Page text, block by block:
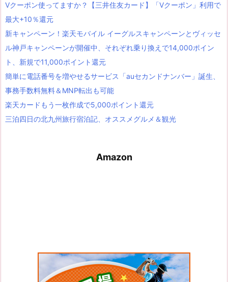
Vクーポン使ってますか？【三井住友カード】「Vクーポン」利用で
最大+10％還元
新キャンペーン！楽天モバイル イーグルスキャンペーンとヴィッセ
ル神戸キャンペーンが開催中、それぞれ乗り換えで14,000ポイン
ト、新規で11,000ポイント還元
簡単に電話番号を増やせるサービス「auセカンドナンバー」誕生、
事務手数料無料＆MNP転出も可能
楽天カードもう一枚作成で5,000ポイント還元
三泊四日の北九州旅行宿泊記、オススメグルメ＆観光
Amazon